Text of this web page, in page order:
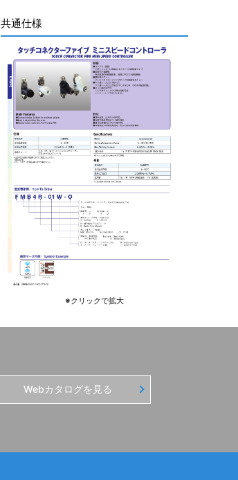
共通仕様
※クリックで拡大
Webカタログを見る